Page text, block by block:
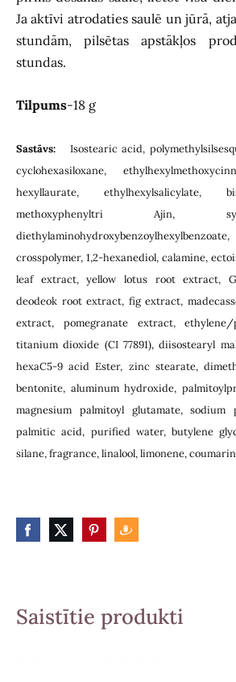
Ja aktīvi atrodaties saulē un jūrā,
stundām, pilsētas apstākļos
stundas.
Tilpums-18 g
Sastāvs:
Isostearic acid,
cyclohexasiloxane,
hexyllaurate, ethylhexylsalicylate, bis-
methoxyphenyltri Ajin,
crosspolymer, 1,2-hexanediol, calamine,
leaf extract, yellow lotus root extract,
deodeok root extract, fig extract,
extract, pomegranate extract, ethylene/
titanium dioxide (CI 77891), diisostearyl
hexaC5-9 acid Ester, zinc stearate,
bentonite, aluminum hydroxide,
magnesium palmitoyl glutamate, sodium
palmitic acid, purified water, butylene
silane, fragrance, linalool, limonene, coumarin
Saistītie produkti